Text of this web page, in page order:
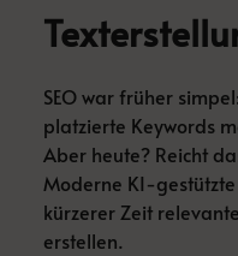
SEO war früher
platzierte Keywords
Aber heute? Reicht
Moderne KI-gestützte
kürzerer Zeit
erstellen.